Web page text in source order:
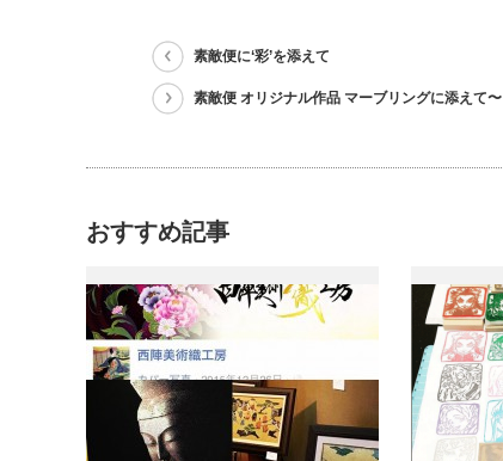
素敵便に‘彩’を添えて
素敵便 オリジナル作品 マーブリングに添えて〜
おすすめ記事